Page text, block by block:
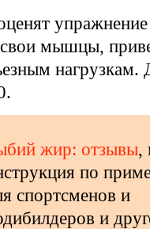
свои мышцы,
нагрузкам.
жир: отзывы,
по
спортсменов и
и